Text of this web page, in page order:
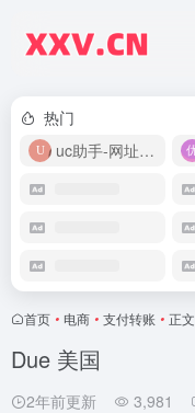
热门
uc助手-网址导航
首页 • 电商 • 支付转账 • 正文
Due 美国
2年前更新 3,981